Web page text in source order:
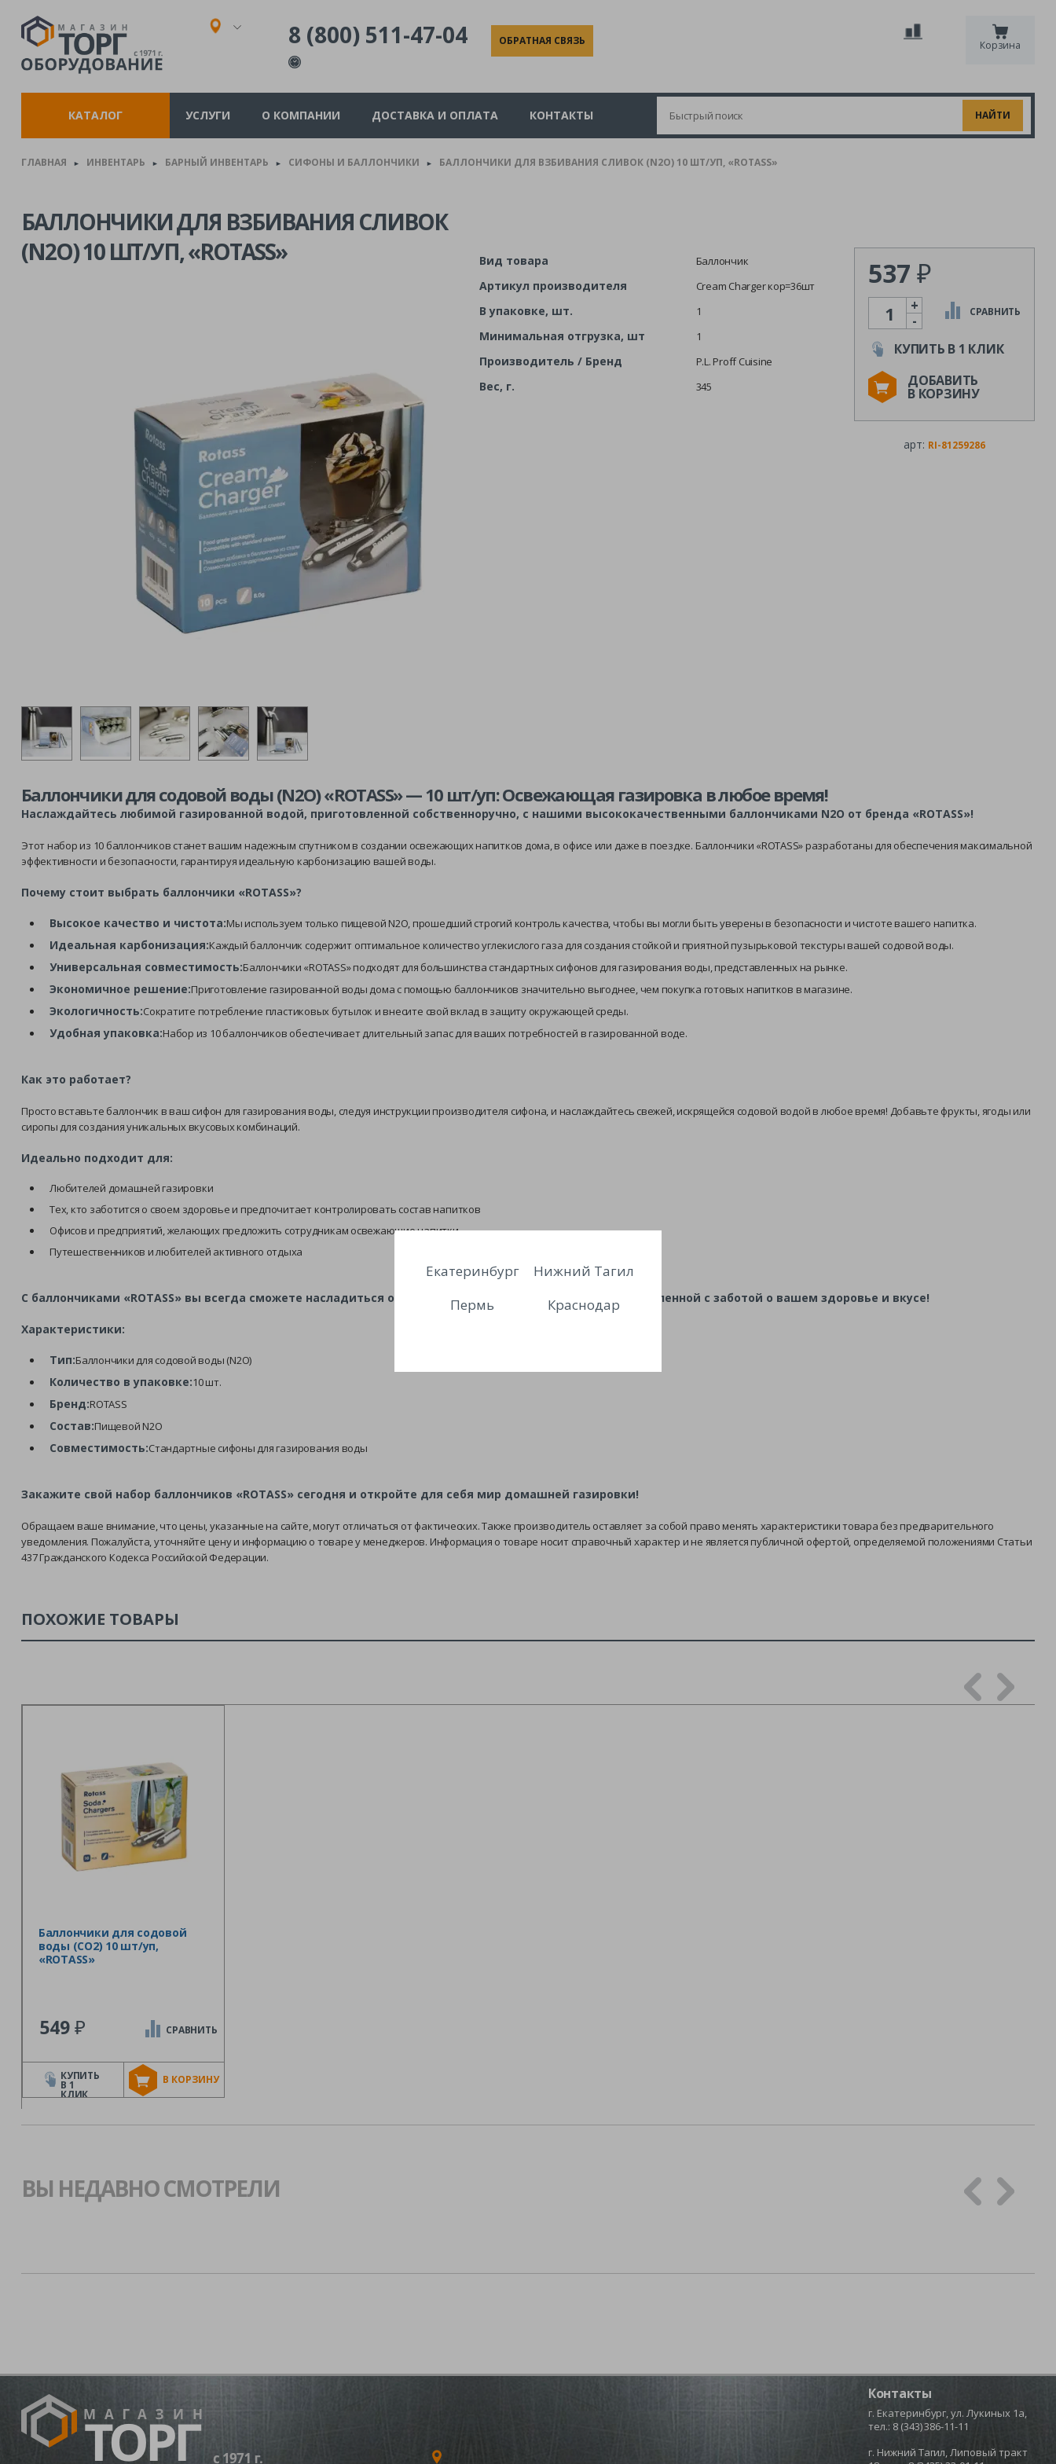
8 (800) 511-47-04 ОБРАТНАЯ СВЯЗЬ Корзина
КАТАЛОГ УСЛУГИ О КОМПАНИИ ДОСТАВКА И ОПЛАТА КОНТАКТЫ
ГЛАВНАЯ ► ИНВЕНТАРЬ ► БАРНЫЙ ИНВЕНТАРЬ ► СИФОНЫ И БАЛЛОНЧИКИ ► БАЛЛОНЧИКИ ДЛЯ ВЗБИВАНИЯ СЛИВОК (N2O) 10 ШТ/УП, «ROTASS»
БАЛЛОНЧИКИ ДЛЯ ВЗБИВАНИЯ СЛИВОК
(N2O) 10 ШТ/УП, «ROTASS»
Вид товара Баллончик
Артикул производителя Cream Charger кор=36шт
В упаковке, шт. 1
Минимальная отгрузка, шт 1
Производитель / Бренд P.L. Proff Cuisine
Вес, г. 345
537 ₽
Количество
-
+ СРАВНИТЬ
КУПИТЬ В 1 КЛИК
ДОБАВИТЬ
В КОРЗИНУ
арт: RI-81259286
Баллончики для содовой воды (N2O) «ROTASS» — 10 шт/уп: Освежающая газировка в любое время!
Наслаждайтесь любимой газированной водой, приготовленной собственноручно, с нашими высококачественными баллончиками N2O от бренда «ROTASS»!
Этот набор из 10 баллончиков станет вашим надежным спутником в создании освежающих напитков дома, в офисе или даже в поездке. Баллончики «ROTASS» разработаны для обеспечения максимальной
эффективности и безопасности, гарантируя идеальную карбонизацию вашей воды.
Почему стоит выбрать баллончики «ROTASS»?
Высокое качество и чистота:Мы используем только пищевой N2O, прошедший строгий контроль качества, чтобы вы могли быть уверены в безопасности и чистоте вашего напитка.
Идеальная карбонизация:Каждый баллончик содержит оптимальное количество углекислого газа для создания стойкой и приятной пузырьковой текстуры вашей содовой воды.
Универсальная совместимость:Баллончики «ROTASS» подходят для большинства стандартных сифонов для газирования воды, представленных на рынке.
Экономичное решение:Приготовление газированной воды дома с помощью баллончиков значительно выгоднее, чем покупка готовых напитков в магазине.
Экологичность:Сократите потребление пластиковых бутылок и внесите свой вклад в защиту окружающей среды.
Удобная упаковка:Набор из 10 баллончиков обеспечивает длительный запас для ваших потребностей в газированной воде.
Как это работает?
Просто вставьте баллончик в ваш сифон для газирования воды, следуя инструкции производителя сифона, и наслаждайтесь свежей, искрящейся содовой водой в любое время! Добавьте фрукты, ягоды или
сиропы для создания уникальных вкусовых комбинаций.
Идеально подходит для:
Любителей домашней газировки
Тех, кто заботится о своем здоровье и предпочитает контролировать состав напитков
Офисов и предприятий, желающих предложить сотрудникам освежающие напитки
Путешественников и любителей активного отдыха
С баллончиками «ROTASS» вы всегда сможете насладиться освежающей газированной водой, приготовленной с заботой о вашем здоровье и вкусе!
Характеристики:
Тип:Баллончики для содовой воды (N2O)
Количество в упаковке:10 шт.
Бренд:ROTASS
Состав:Пищевой N2O
Совместимость:Стандартные сифоны для газирования воды
Закажите свой набор баллончиков «ROTASS» сегодня и откройте для себя мир домашней газировки!
Обращаем ваше внимание, что цены, указанные на сайте, могут отличаться от фактических. Также производитель оставляет за собой право менять характеристики товара без предварительного
уведомления. Пожалуйста, уточняйте цену и информацию о товаре у менеджеров. Информация о товаре носит справочный характер и не является публичной офертой, определяемой положениями Статьи
437 Гражданского Кодекса Российской Федерации.
ПОХОЖИЕ ТОВАРЫ
Баллончики для содовой
воды (CO2) 10 шт/уп,
«ROTASS»
549₽
В КОРЗИНУ
СРАВНИТЬ
КУПИТЬ
В 1
КЛИК
ВЫ НЕДАВНО СМОТРЕЛИ
Контакты
г. Екатеринбург, ул. Лукиных 1а,
тел.: 8 (343) 386-11-11
г. Нижний Тагил, Липовый тракт
Екатеринбург
Нижний Тагил
Пермь
Краснодар